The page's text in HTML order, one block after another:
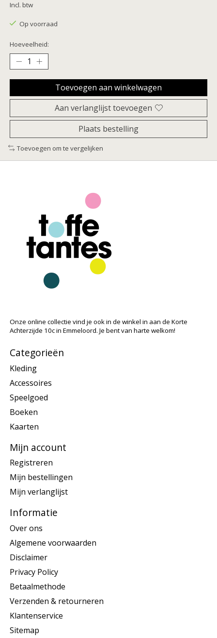
Incl. btw
Op voorraad
Hoeveelheid:
Toevoegen aan winkelwagen
Aan verlanglijst toevoegen
Plaats bestelling
Toevoegen om te vergelijken
Onze online collectie vind je ook in de winkel in aan de Korte
Achterzijde 10c in Emmeloord. Je bent van harte welkom!
Categorieën
Kleding
Accessoires
Speelgoed
Boeken
Kaarten
Mijn account
Registreren
Mijn bestellingen
Mijn verlanglijst
Informatie
Over ons
Algemene voorwaarden
Disclaimer
Privacy Policy
Betaalmethode
Verzenden & retourneren
Klantenservice
Sitemap